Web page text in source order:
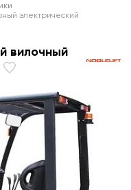
электрический
вилочный